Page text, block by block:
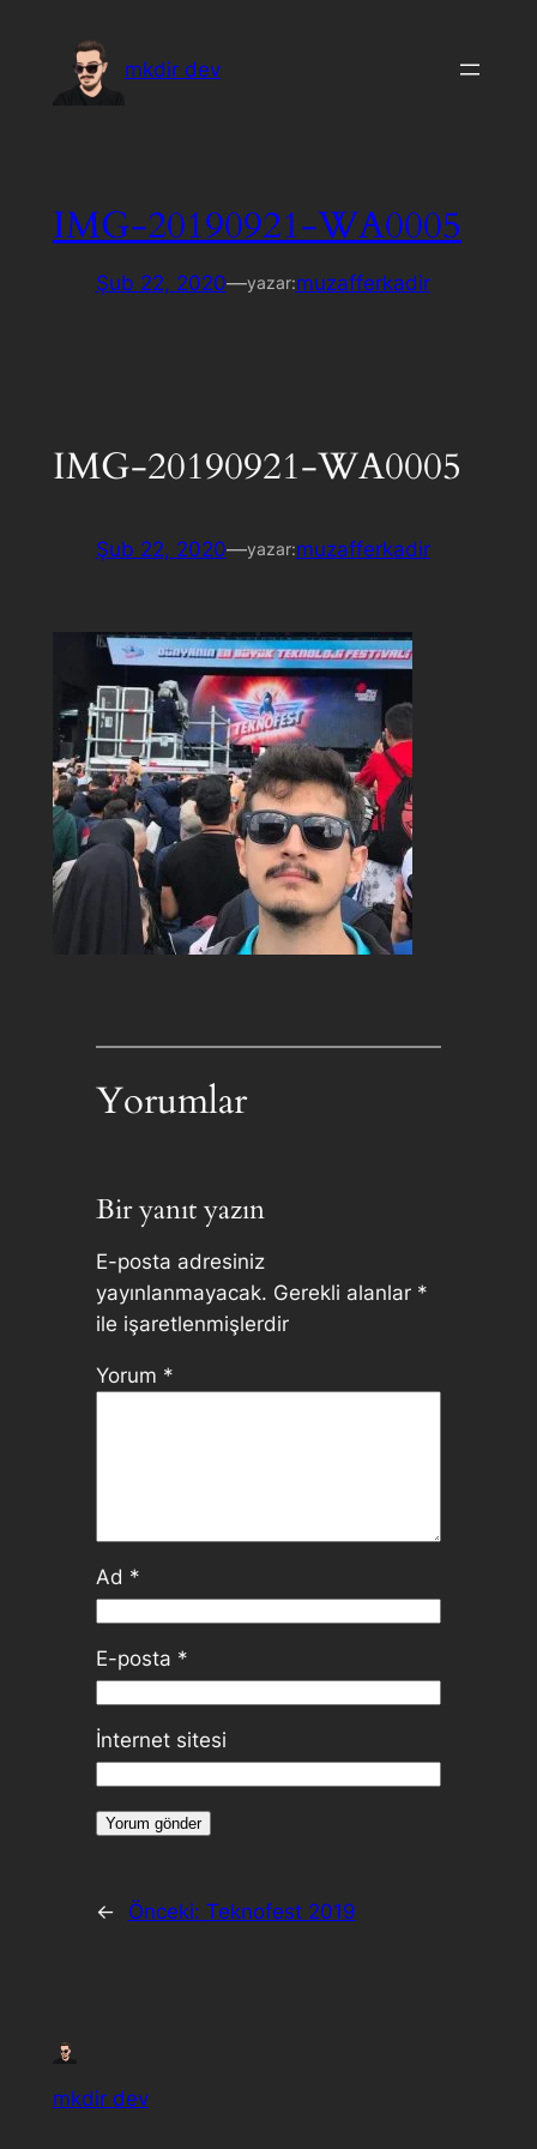
mkdir dev
IMG-20190921-WA0005
Şub 22, 2020—yazar:muzafferkadir
IMG-20190921-WA0005
Şub 22, 2020—yazar:muzafferkadir
Yorumlar
Bir yanıt yazın
E-posta adresiniz
yayınlanmayacak. Gerekli alanlar *
ile işaretlenmişlerdir
Yorum *
Ad *
E-posta *
İnternet sitesi
← Önceki: Teknofest 2019
mkdir dev